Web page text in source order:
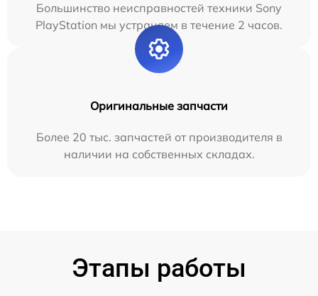
Большинство неисправностей техники Sony
PlayStation мы устраняем в течение 2 часов.
Оригинальные запчасти
Более 20 тыс. запчастей от производителя в
наличии на собственных складах.
Этапы работы